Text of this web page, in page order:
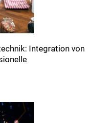
Integration von